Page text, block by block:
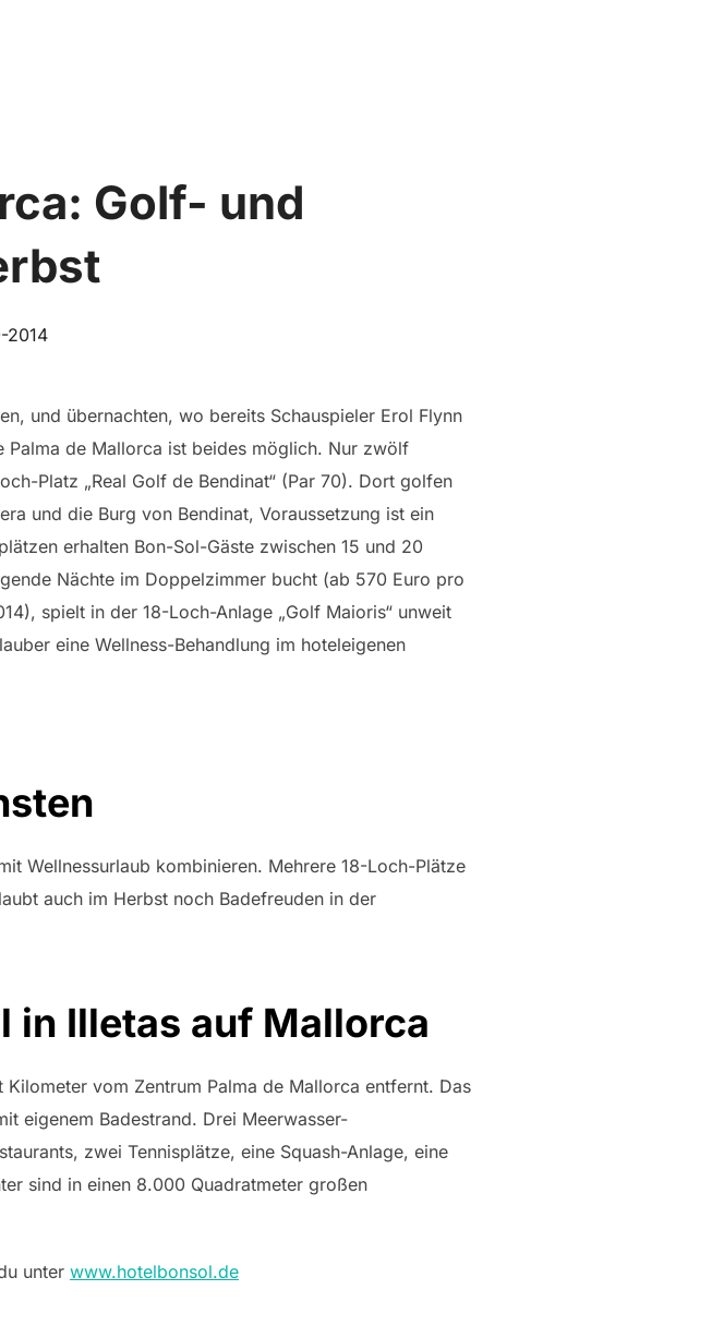
Golf- und
2014
und übernachten, wo bereits Schauspieler Erol Flynn
Palma de Mallorca ist beides möglich. Nur zwölf
Platz „Real Golf de Bendinat“ (Par 70). Dort golfen
und die Burg von Bendinat, Voraussetzung ist ein
erhalten Bon-Sol-Gäste zwischen 15 und 20
Nächte im Doppelzimmer bucht (ab 570 Euro pro
spielt in der 18-Loch-Anlage „Golf Maioris“ unweit
eine Wellness-Behandlung im hoteleigenen
Wellnessurlaub kombinieren. Mehrere 18-Loch-Plätze
auch im Herbst noch Badefreuden in der
in Illetas auf Mallorca
vom Zentrum Palma de Mallorca entfernt. Das
eigenem Badestrand. Drei Meerwasser-
zwei Tennisplätze, eine Squash-Anlage, eine
sind in einen 8.000 Quadratmeter großen
unter www.hotelbonsol.de